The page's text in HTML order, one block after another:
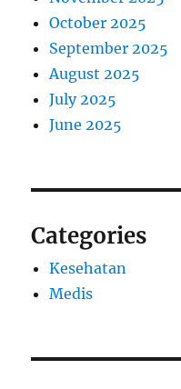
October 2025
September 2025
August 2025
July 2025
June 2025
Categories
Kesehatan
Medis